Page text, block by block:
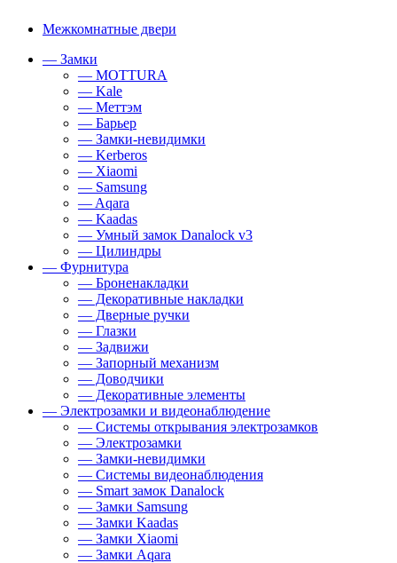
Межкомнатные двери
— Замки
— MOTTURA
— Kale
— Меттэм
— Барьер
— Замки-невидимки
— Kerberos
— Xiaomi
— Samsung
— Aqara
— Kaadas
— Умный замок Danalock v3
— Цилиндры
— Фурнитура
— Броненакладки
— Декоративные накладки
— Дверные ручки
— Глазки
— Задвижи
— Запорный механизм
— Доводчики
— Декоративные элементы
— Электрозамки и видеонаблюдение
— Системы открывания электрозамков
— Электрозамки
— Замки-невидимки
— Системы видеонаблюдения
— Smart замок Danalock
— Замки Samsung
— Замки Kaadas
— Замки Xiaomi
— Замки Aqara